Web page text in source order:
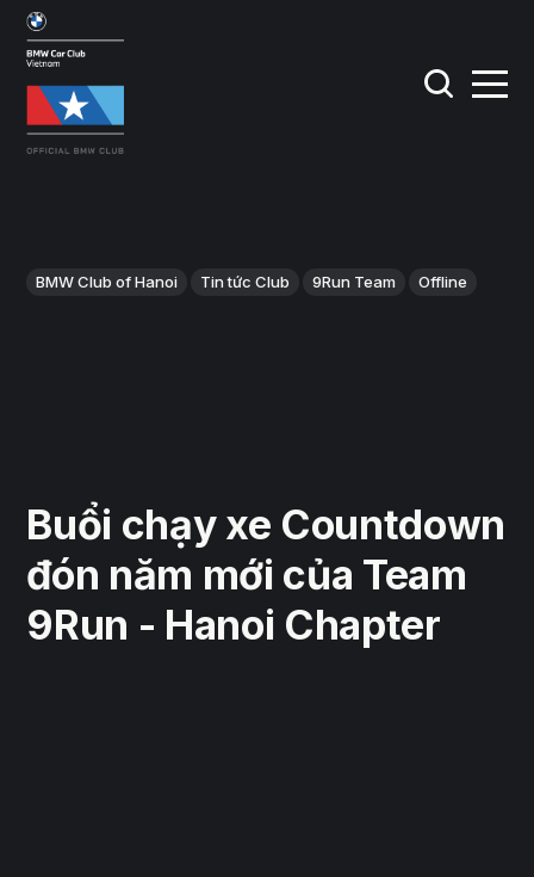
BMW Club of Hanoi Tin tức Club 9Run Team Offline
Buổi chạy xe Countdown
đón năm mới của Team
9Run - Hanoi Chapter